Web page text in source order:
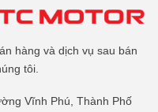
hàng và dịch vụ sau bán
tôi.
Vĩnh Phú, Thành Phố